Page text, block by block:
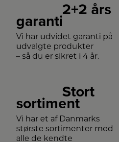
2+2 års
garanti
Vi har udvidet garanti på
udvalgte produkter
– så du er sikret i 4 år.
Stort
sortiment
Vi har et af Danmarks
største sortimenter med
alle de kendte